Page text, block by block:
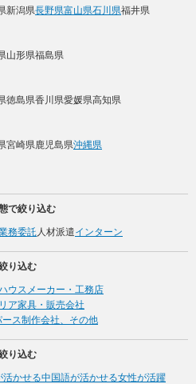
新潟県長野県富山県石川県福井県
山形県福島県
徳島県香川県愛媛県高知県
宮崎県鹿児島県沖縄県
で絞り込む
務委託人材派遣インターン
り込む
ウスメーカー・工務店
ア家具・販売会社
ース制作会社、その他
り込む
活かせる中国語が活かせる女性が活躍